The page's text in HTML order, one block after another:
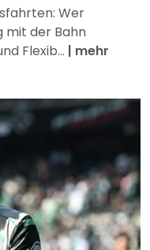
Wer
mit der Bahn
Flexib... | mehr